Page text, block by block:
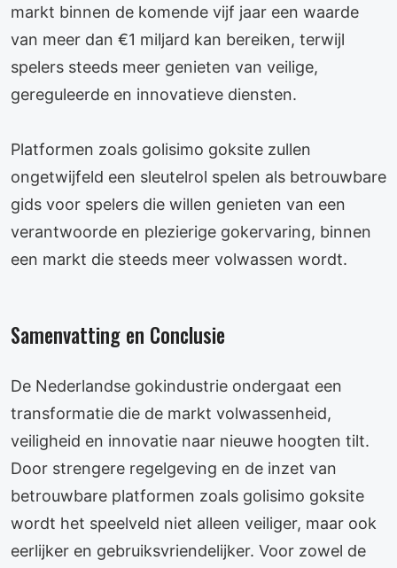
markt binnen de komende vijf jaar een waarde
van meer dan €1 miljard kan bereiken, terwijl
spelers steeds meer genieten van veilige,
gereguleerde en innovatieve diensten.
Platformen zoals golisimo goksite zullen
ongetwijfeld een sleutelrol spelen als betrouwbare
gids voor spelers die willen genieten van een
verantwoorde en plezierige gokervaring, binnen
een markt die steeds meer volwassen wordt.
Samenvatting en Conclusie
De Nederlandse gokindustrie ondergaat een
transformatie die de markt volwassenheid,
veiligheid en innovatie naar nieuwe hoogten tilt.
Door strengere regelgeving en de inzet van
betrouwbare platformen zoals golisimo goksite
wordt het speelveld niet alleen veiliger, maar ook
eerlijker en gebruiksvriendelijker. Voor zowel de